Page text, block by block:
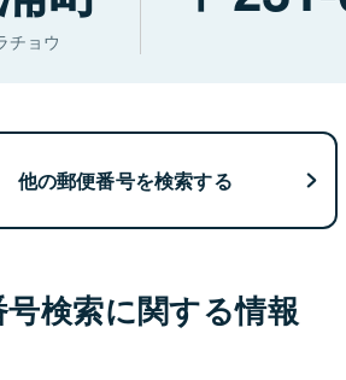
チョウ
他の郵便番号を検索する
検索に関する情報